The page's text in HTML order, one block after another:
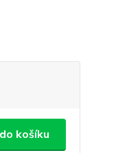
košíku